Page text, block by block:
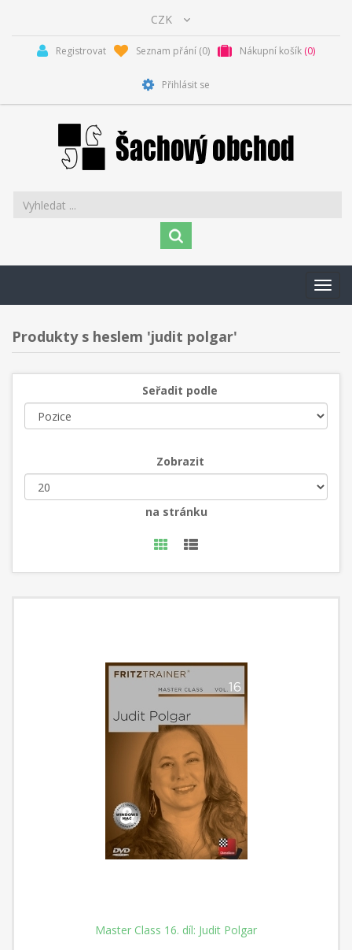
Registrovat Seznam přání (0) Nákupní košík (0)
Přihlásit se
Produkty s heslem 'judit polgar'
Seřadit podle
Zobrazit
na stránku
Master Class 16. díl: Judit Polgar